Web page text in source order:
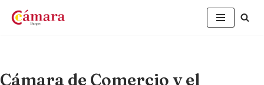
Cámara de Comercio y el